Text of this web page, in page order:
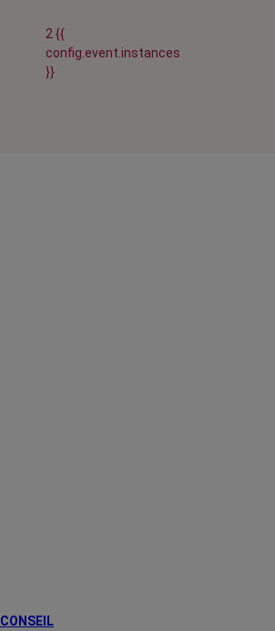
2 {{
config.event.instances
}}
CONSEIL